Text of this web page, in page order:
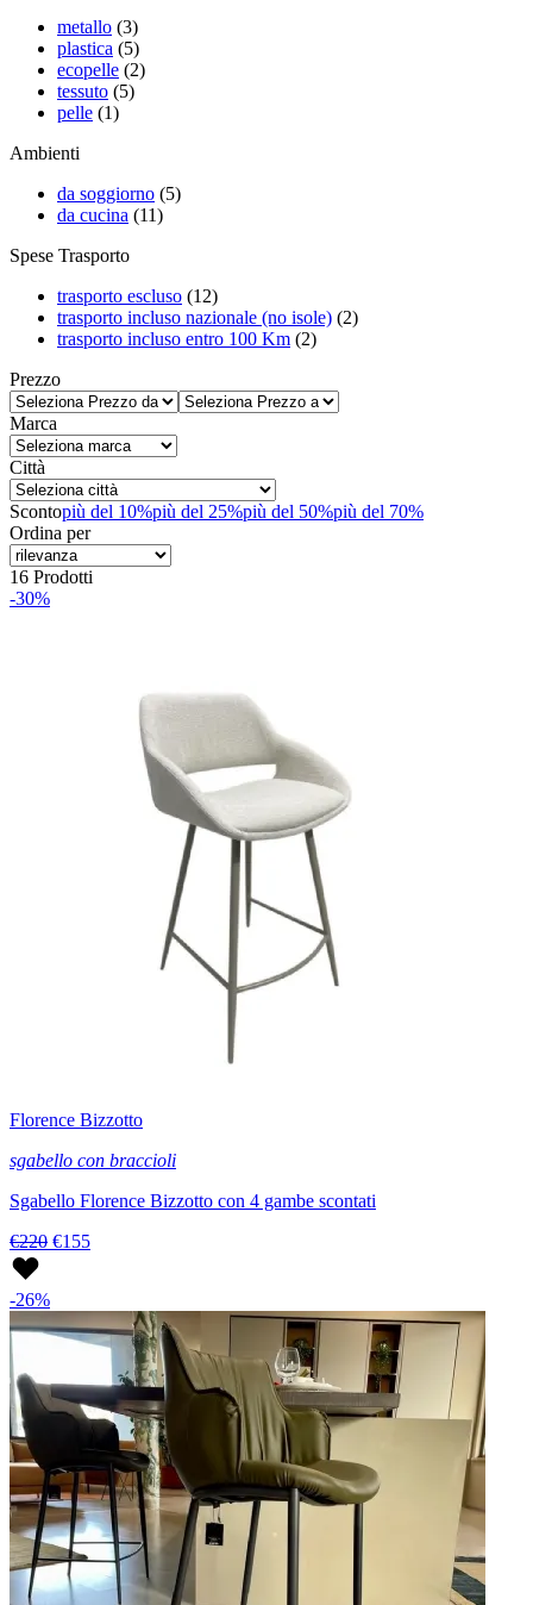
metallo (3)
plastica (5)
ecopelle (2)
tessuto (5)
pelle (1)
Ambienti
da soggiorno (5)
da cucina (11)
Spese Trasporto
trasporto escluso (12)
trasporto incluso nazionale (no isole) (2)
trasporto incluso entro 100 Km (2)
Prezzo
Marca
Città
Scontopiù del 10%più del 25%più del 50%più del 70%
Ordina per
16 Prodotti
-30%
Florence Bizzotto
sgabello con braccioli
Sgabello Florence Bizzotto con 4 gambe scontati
€220 €155
-26%